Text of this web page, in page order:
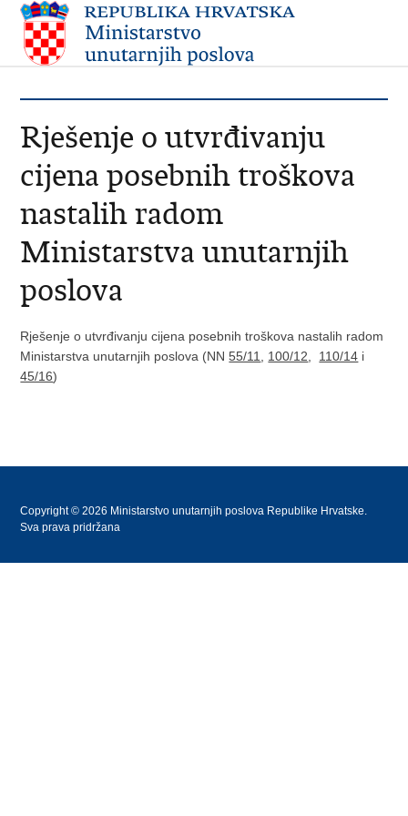
Rješenje o utvrđivanju
cijena posebnih troškova
nastalih radom
Ministarstva unutarnjih
poslova
Rješenje o utvrđivanju cijena posebnih troškova nastalih radom
Ministarstva unutarnjih poslova (NN55/11 100/12 110/14 i
45/16)
Copyright © 2026 Ministarstvo unutarnjih poslova Republike Hrvatske.
Sva prava pridržana